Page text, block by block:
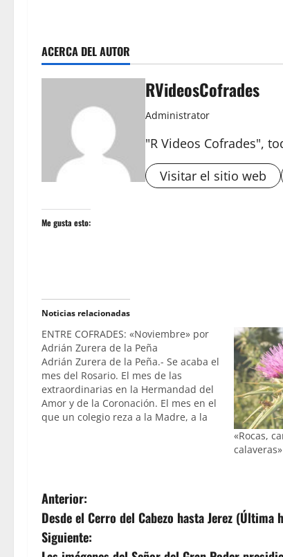
ACERCA DEL AUTOR
RVideosCofrades
Administrator
"R Videos Cofrades",
Visitar el sitio web
Me gusta esto:
Noticias relacionadas
ENTRE COFRADES: «Noviembre» por
Adrián Zurera de la Peña
Adrián Zurera de la Peña.- Se acaba el
mes del Rosario. El mes de las
extraordinarias en la Hermandad del
Amor y de la Coronación. El mes en el
que un colegio reza a la Madre, a la
«Rocas,
N
a
Anterior:
Desde el Cerro del Cabezo hasta Jerez (Última
Siguiente: